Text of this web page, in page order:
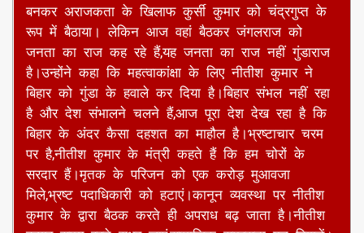
बनकर अराजकता के खिलाफ कुर्सी कुमार को चंद्रगुप्त के
रूप में बैठाया। लेकिन आज वहां बैठकर जंगलराज को
जनता का राज कह रहे हैं,यह जनता का राज नहीं गुंडाराज
है।उन्होंने कहा कि महत्वाकांक्षा के लिए नीतीश कुमार ने
बिहार को गुंडा के हवाले कर दिया है।बिहार संभल नहीं रहा
है और देश संभालने चलने हैं,आज पूरा देश देख रहा है कि
बिहार के अंदर कैसा दहशत का माहौल है।भ्रष्टाचार चरम
पर है,नीतीश कुमार के मंत्री कहते हैं कि हम चोरों के
सरदार हैं।मृतक के परिजन को एक करोड़ मुआवजा
मिले,भ्रष्ट पदाधिकारी को हटाएं।कानून व्यवस्था पर नीतीश
कुमार के द्वारा बैठक करते ही अपराध बढ़ जाता है।नीतीश